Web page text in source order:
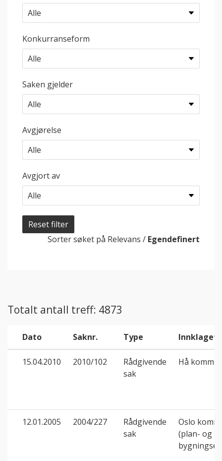
Konkurranseform
Saken gjelder
Avgjørelse
Avgjort av
Reset filter
Sorter søket på Relevans / Egendefinert
Totalt antall treff: 4873
Dato Saknr. Type Innklaget
15.04.2010 2010/102
Rådgivende
sak
Hå
12.01.2005 2004/227
Rådgivende
sak
Oslo
(plan- og